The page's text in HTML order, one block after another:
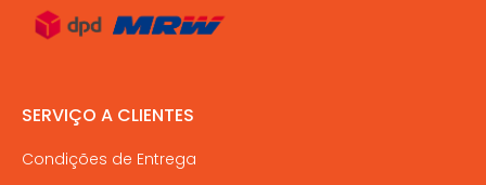
SERVIÇO A CLIENTES
Condições de Entrega